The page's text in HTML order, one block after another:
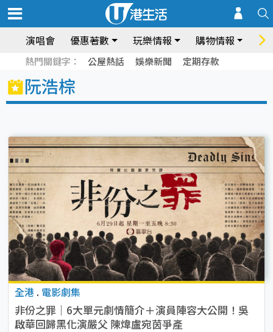
演唱會 優惠著數 玩樂情報 購物情報 飲
熱門關鍵字： 公屋熱話 娛樂新聞 定期存款
阮浩棕
全港 . 電影劇集
非份之罪｜6大單元劇情簡介＋演員陣容大公開！吳
啟華回歸黑化演嚴父 陳煒盧宛茵爭產